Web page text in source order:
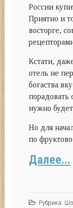
России
Приятно и
восторге,
Кстати,
отель не
богаства
нужно
Но для
по
Далее...
Рубрика: